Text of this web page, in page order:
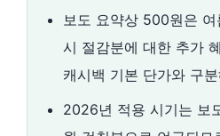
보도 요약상 500원은
시 절감분에 대한 추가
캐시백 기본 단가와 구
2026년 적용 시기는 보